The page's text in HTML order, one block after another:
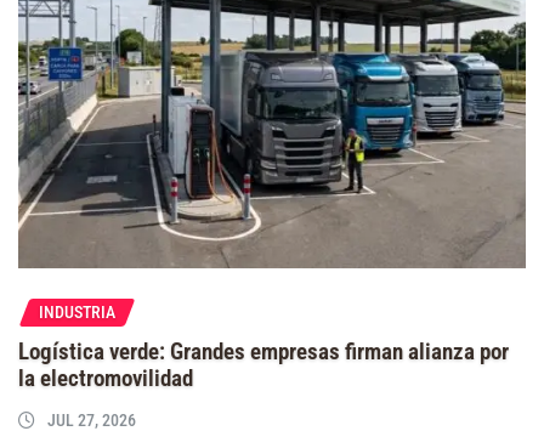
INDUSTRIA
Logística verde: Grandes empresas firman alianza por
la electromovilidad
JUL 27, 2026